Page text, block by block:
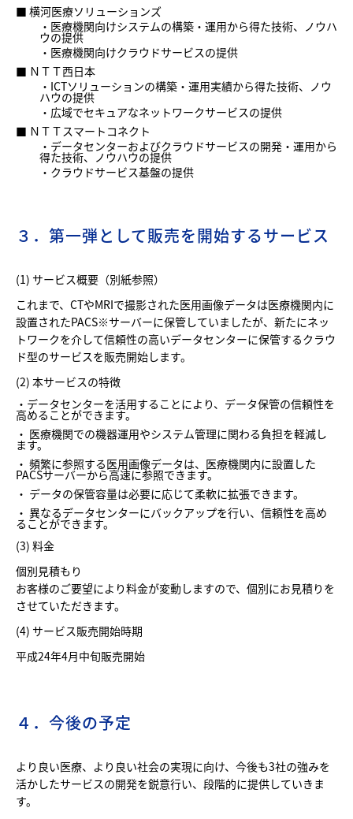
■ 横河医療ソリューションズ
・医療機関向けシステムの構築・運用から得た技術、ノウハ
ウの提供
・医療機関向けクラウドサービスの提供
■ ＮＴＴ西日本
・ICTソリューションの構築・運用実績から得た技術、ノウ
ハウの提供
・広域でセキュアなネットワークサービスの提供
■ ＮＴＴスマートコネクト
・データセンターおよびクラウドサービスの開発・運用から
得た技術、ノウハウの提供
・クラウドサービス基盤の提供
３．第一弾として販売を開始するサービス
(1) サービス概要（別紙参照）
これまで、CTやMRIで撮影された医用画像データは医療機関内に
設置されたPACS※サーバーに保管していましたが、新たにネッ
トワークを介して信頼性の高いデータセンターに保管するクラウ
ド型のサービスを販売開始します。
(2) 本サービスの特徴
・データセンターを活用することにより、データ保管の信頼性を
高めることができます。
・ 医療機関での機器運用やシステム管理に関わる負担を軽減し
ます。
・ 頻繁に参照する医用画像データは、医療機関内に設置した
PACSサーバーから高速に参照できます。
・ データの保管容量は必要に応じて柔軟に拡張できます。
・ 異なるデータセンターにバックアップを行い、信頼性を高め
ることができます。
(3) 料金
個別見積もり
お客様のご要望により料金が変動しますので、個別にお見積りを
させていただきます。
(4) サービス販売開始時期
平成24年4月中旬販売開始
４．今後の予定
より良い医療、より良い社会の実現に向け、今後も3社の強みを
活かしたサービスの開発を鋭意行い、段階的に提供していきま
す。